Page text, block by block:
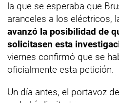
la que se esperaba que
aranceles a los eléctricos,
avanzó la posibilidad de
solicitasen esta
viernes confirmó que se
oficialmente esta petición.
Un día antes, el portavoz